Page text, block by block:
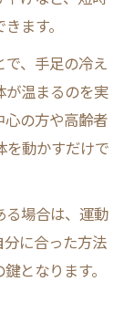
ます。
、手足の冷え
が温まるのを実
の方や高齢者
を動かすだけで
る場合は、運動
に合った方法
となります。